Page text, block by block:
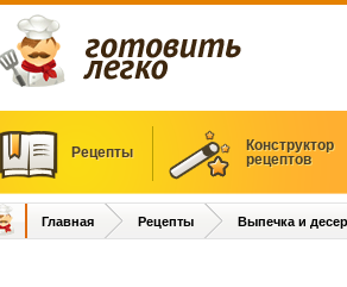
Рецепты
Конструктор
рецептов
Главная Рецепты Выпечка и